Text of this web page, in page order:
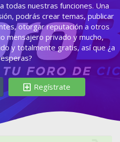
todas nuestras funciones. Una
podrás crear temas, publicar
otorgar reputación a otros
mensajero privado y mucho,
y totalmente gratis, así que ¿a
Regístrate